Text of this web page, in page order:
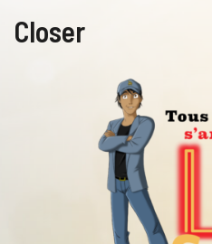
Closer